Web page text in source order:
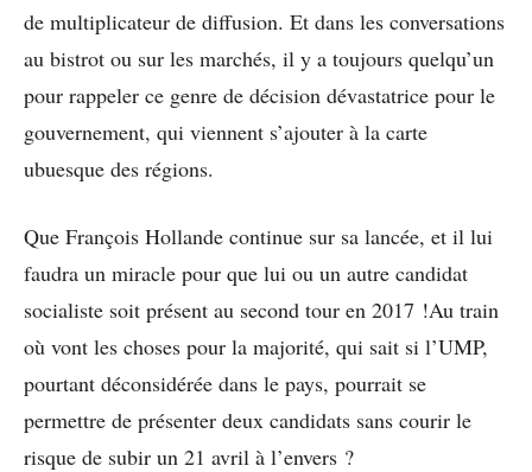
de multiplicateur de diffusion. Et dans les conversations
au bistrot ou sur les marchés, il y a toujours quelqu’un
pour rappeler ce genre de décision dévastatrice pour le
gouvernement, qui viennent s’ajouter à la carte
ubuesque des régions.
Que François Hollande continue sur sa lancée, et il lui
faudra un miracle pour que lui ou un autre candidat
socialiste soit présent au second tour en 2017 !Au train
où vont les choses pour la majorité, qui sait si l’UMP,
pourtant déconsidérée dans le pays, pourrait se
permettre de présenter deux candidats sans courir le
risque de subir un 21 avril à l’envers ?